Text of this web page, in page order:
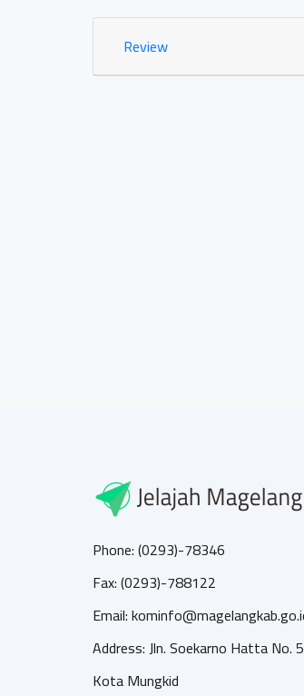
Review
Phone: (0293)-78346
Fax: (0293)-788122
Email:
Address: Jln. Soekarno Hatta No.
Kota Mungkid